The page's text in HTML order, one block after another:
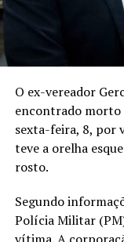
O ex-vereador
encontrado morto
sexta-feira, 8, por
teve a orelha
rosto.
Segundo
Polícia Militar